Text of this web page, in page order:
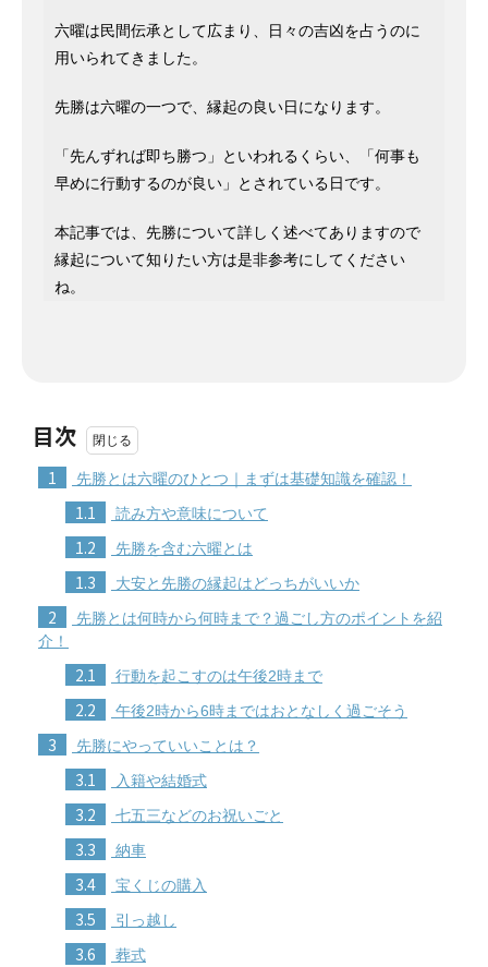
六曜は民間伝承として広まり、日々の吉凶を占うのに
用いられてきました。
先勝は六曜の一つで、縁起の良い日になります。
「先んずれば即ち勝つ」といわれるくらい、「何事も
早めに行動するのが良い」とされている日です。
本記事では、先勝について詳しく述べてありますので
縁起について知りたい方は是非参考にしてください
ね。
目次
1 先勝とは六曜のひとつ｜まずは基礎知識を確認！
1.1 読み方や意味について
1.2 先勝を含む六曜とは
1.3 大安と先勝の縁起はどっちがいいか
2
先勝とは何時から何時まで？過ごし方のポイントを紹
介！
2.1 行動を起こすのは午後2時まで
2.2 午後2時から6時まではおとなしく過ごそう
3 先勝にやっていいことは？
3.1 入籍や結婚式
3.2 七五三などのお祝いごと
3.3 納車
3.4 宝くじの購入
3.5 引っ越し
3.6 葬式